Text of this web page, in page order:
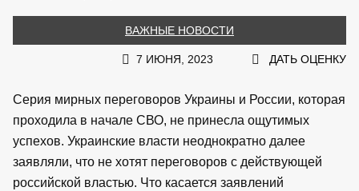
ВАЖНЫЕ НОВОСТИ
7 ИЮНЯ, 2023 ДАТЬ ОЦЕНКУ
Серия мирных переговоров Украины и России, которая
проходила в начале СВО, не принесла ощутимых
успехов. Украинские власти неоднократно далее
заявляли, что не хотят переговоров с действующей
российской властью. Что касается заявлений